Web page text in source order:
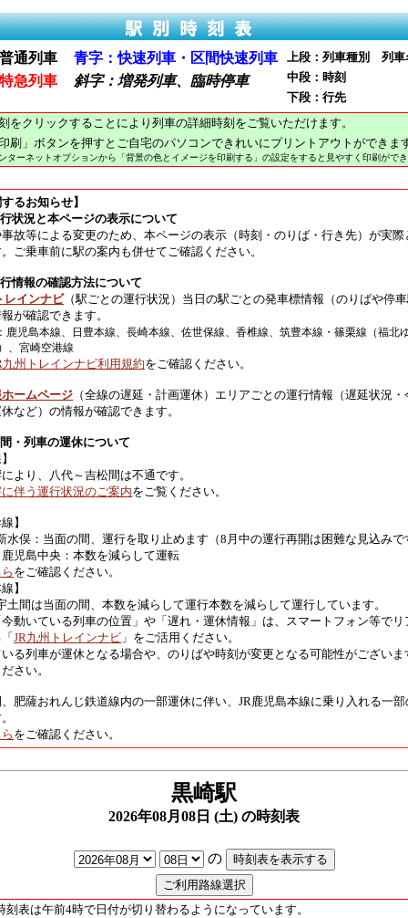
通列車
青字：快速列車・区間快速列車
急列車
斜字：増発列車、臨時停車
上段：列車種別 列車
中段：時刻
下段：行先
をクリックすることにより列車の詳細時刻をご覧いただけます。
印刷」ボタンを押すとご自宅のパソコンできれいにプリントアウトができま
ターネットオプションから「背景の色とイメージを印刷する」の設定をすると見やすく印刷がで
るお知らせ】
状況と本ページの表示について
故等による変更のため、本ページの表示（時刻・のりば・行き先）が実
ご乗車前に駅の案内も併せてご確認ください。
情報の確認方法について
レインナビ（駅ごとの運行状況）当日の駅ごとの発車標情報（のりばや停
が確認できます。
鹿児島本線、日豊本線、長崎本線、佐世保線、香椎線、筑豊本線・篠栗線（福北
、宮崎空港線
九州トレインナビ利用規約をご確認ください。
ームページ （全線の遅延・計画運休）エリアごとの運行情報（遅延状況
など）の情報が確認できます。
・列車の運休について
より、八代～吉松間は不通です。
に伴う運行状況のご案内をご覧ください。
】
水俣：当面の間、運行を取り止めます（8月中の運行再開は困難な見込みで
鹿児島中央：本数を減らして運転
をご確認ください。
】
土間は当面の間、本数を減らして運行本数を減らして運行しています。
動いている列車の位置」や「遅れ・運休情報」は、スマートフォン等で
JR九州トレインナビ 」をご活用ください。
る列車が運休となる場合や、のりばや時刻が変更となる可能性がござい
さい。
、肥薩おれんじ鉄道線内の一部運休に伴い、JR鹿児島本線に乗り入れる一
をご確認ください。
黒崎駅
2026年08月08日 (土) の時刻表
の
刻表は午前4時で日付が切り替わるようになっています。